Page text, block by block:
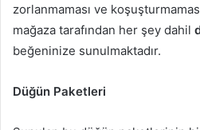
zorlanmaması ve
mağaza tarafından her şey dahil
beğeninize sunulmaktadır.
Düğün Paketleri